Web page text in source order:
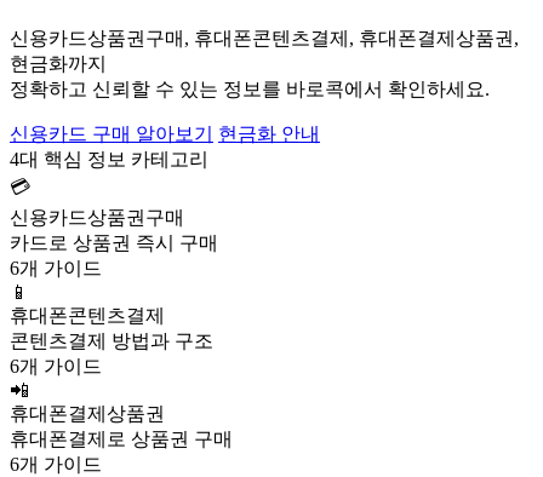
신용카드상품권구매, 휴대폰콘텐츠결제, 휴대폰결제상품권,
현금화까지
정확하고 신뢰할 수 있는 정보를 바로콕에서 확인하세요.
신용카드 구매 알아보기
현금화 안내
4대 핵심 정보 카테고리
💳
신용카드상품권구매
카드로 상품권 즉시 구매
6개 가이드
📱
휴대폰콘텐츠결제
콘텐츠결제 방법과 구조
6개 가이드
📲
휴대폰결제상품권
휴대폰결제로 상품권 구매
6개 가이드